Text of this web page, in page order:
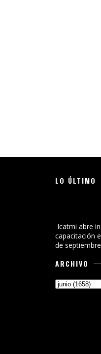
LO ÚLTIMO
Icatmi abre
capacitación
de
ARCHIVO